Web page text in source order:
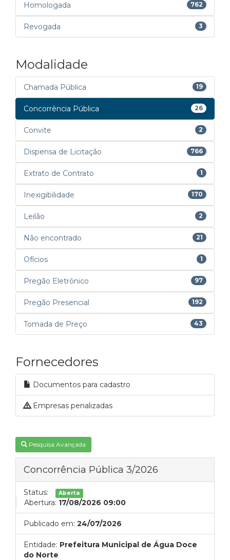
Homologada 762
Revogada 3
Modalidade
Chamada Pública 19
Concorrência Pública 26
Convite 2
Dispensa de Licitação 766
Extrato de Contrato 1
Inexigibilidade 170
Leilão 2
Não encontrado 21
Ofícios 1
Pregão Eletrônico 97
Pregão Presencial 192
Tomada de Preço 43
Fornecedores
Documentos para cadastro
Empresas penalizadas
Pesquisa Avançada
Concorrência Pública 3/2026
Status: Aberta
Abertura: 17/08/2026 09:00
Publicado em: 24/07/2026
Entidade: Prefeitura Municipal de Água Doce
do Norte